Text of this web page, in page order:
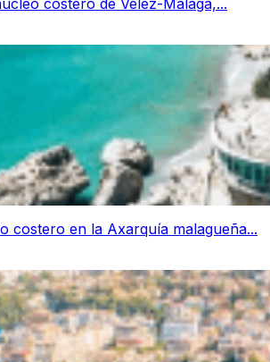
costero de Vélez-Málaga,...
costero en la Axarquía malagueña...